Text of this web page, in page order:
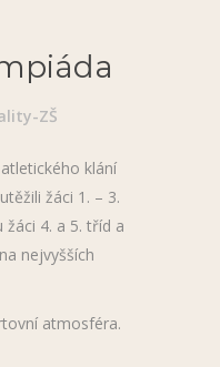
ZŠ
klání
žáci 1. – 3.
4. a 5. tříd a
nejvyšších
atmosféra.